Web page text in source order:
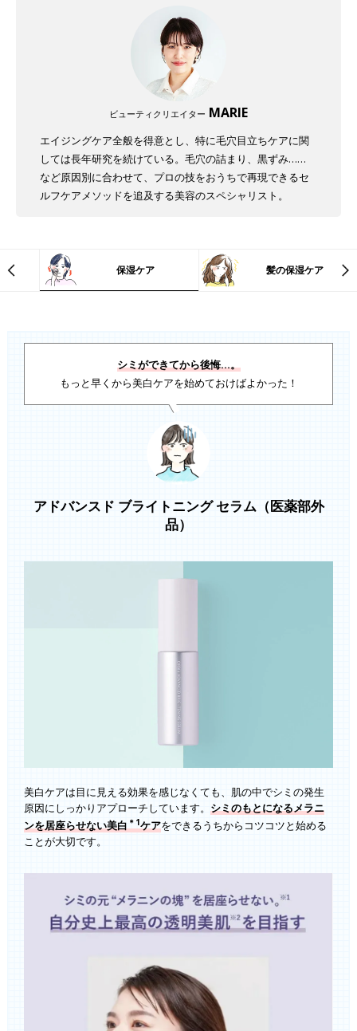
ビューティクリエイター MARIE
エイジングケア全般を得意とし、特に毛穴目立ちケアに関
しては長年研究を続けている。毛穴の詰まり、黒ずみ……
など原因別に合わせて、プロの技をおうちで再現できるセ
ルフケアメソッドを追及する美容のスペシャリスト。
保湿ケア 髪の保湿ケア
シミができてから後悔…。
もっと早くから美白ケアを始めておけばよかった！
アドバンスド ブライトニング セラム（医薬部外
品）
美白ケアは目に見える効果を感じなくても、肌の中でシミの発生
原因にしっかりアプローチしています。 シミのもとになるメラニ
ンを居座らせない美白 ＊1ケアをできるうちからコツコツと始める
ことが大切です。